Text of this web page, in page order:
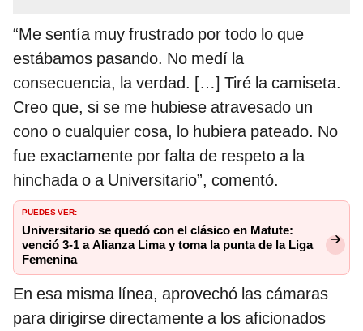
“Me sentía muy frustrado por todo lo que
estábamos pasando. No medí la
consecuencia, la verdad. […] Tiré la camiseta.
Creo que, si se me hubiese atravesado un
cono o cualquier cosa, lo hubiera pateado. No
fue exactamente por falta de respeto a la
hinchada o a Universitario”, comentó.
PUEDES VER:
Universitario se quedó con el clásico en Matute:
venció 3-1 a Alianza Lima y toma la punta de la Liga
Femenina
En esa misma línea, aprovechó las cámaras
para dirigirse directamente a los aficionados